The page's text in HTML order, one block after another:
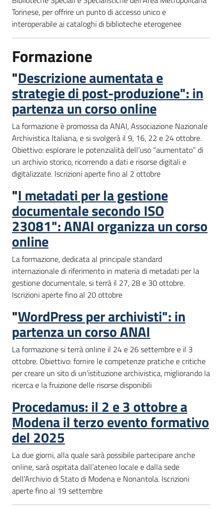
Torinese, per offrire un punto di accesso unico e
interoperabile ai cataloghi di biblioteche eterogenee
Formazione
"Descrizione aumentata e
strategie di post-produzione": in
partenza un corso online
La formazione è promossa da ANAI, Associazione Nazionale
Archivistica Italiana, e si svolgerà il 9, 16, 22 e 24 ottobre.
Obiettivo: esplorare le potenzialità dell’uso “aumentato” di
un archivio storico, ricorrendo a dati e risorse digitali e
digitalizzate. Iscrizioni aperte fino al 2 ottobre
"I metadati per la gestione
documentale secondo ISO
23081": ANAI organizza un corso
online
La formazione, dedicata al principale standard
internazionale di riferimento in materia di metadati per la
gestione documentale, si terrà il 27, 28 e 30 ottobre.
Iscrizioni aperte fino al 20 ottobre
"WordPress per archivisti": in
partenza un corso ANAI
La formazione si terrà online il 24 e 26 settembre e il 3
ottobre. Obiettivo: fornire le competenze pratiche e critiche
per creare un sito di un'istituzione archivistica, migliorando la
ricerca e la fruizione delle risorse disponibili
Procedamus: il 2 e 3 ottobre a
Modena il terzo evento formativo
del 2025
La due giorni, alla quale sarà possibile partecipare anche
online, sarà ospitata dall’ateneo locale e dalla sede
dell'Archivio di Stato di Modena e Nonantola. Iscrizioni
aperte fino al 19 settembre